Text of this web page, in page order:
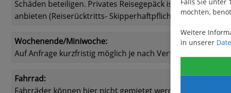
möchten,
Weitere
in unserer
Schäden beteiligen. Privates Reisegepäck ist in keiner
anbieten (Reiserücktritts- Skipperhaftpflicht- und
Wochenende/Miniwoche:
Auf Anfrage kurzfristig möglich je nach Verfügbarkeit!
Fahrrad:
Fahrräder können hier nicht gemietet werden.